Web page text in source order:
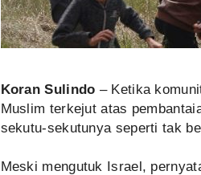
Koran Sulindo – Ketika
Muslim terkejut atas
sekutu-sekutunya seperti tak
Meski mengutuk Israel,